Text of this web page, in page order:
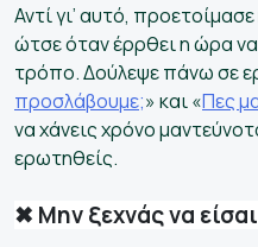
Αντί γι’ αυτό,
ώτσε όταν έρρθει η ώρα
τρόπο. Δούλεψε πάνω σε
προσλάβουμε;» και «Πες
να χάνεις χρόνο
ερωτηθείς.
✖ Μην ξεχνάς να